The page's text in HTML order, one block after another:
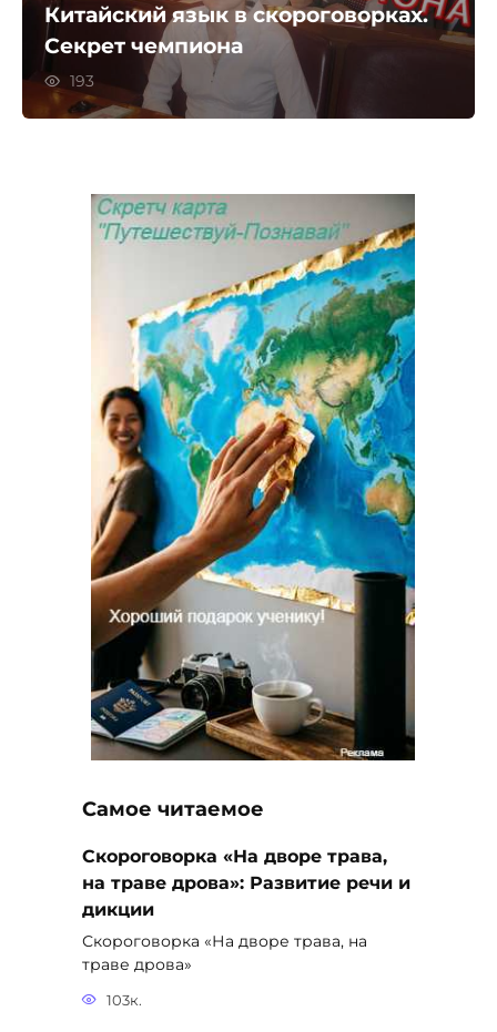
Китайский язык в скороговорках.
Секрет чемпиона
193
Самое читаемое
Скороговорка «На дворе трава,
на траве дрова»: Развитие речи и
дикции
Скороговорка «На дворе трава, на
траве дрова»
103к.